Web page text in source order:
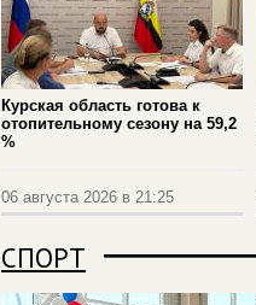
Курская область готова к
отопительному сезону на 59,2
%
06 августа 2026 в 21:25
СПОРТ